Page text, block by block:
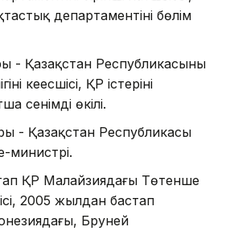
департаментінің бөлім
- Қазақстан Республикасының
кеңесшісі, ҚР істерінің
сенімді өкілі.
- Қазақстан Республикасы
министрі.
ҚР Малайзиядағы Төтенше
2005 жылдан бастап
Бруней